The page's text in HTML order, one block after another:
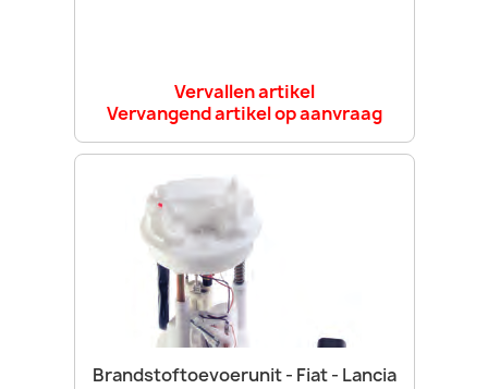
Vervallen artikel
Vervangend artikel op aanvraag
Brandstoftoevoerunit - Fiat - Lancia